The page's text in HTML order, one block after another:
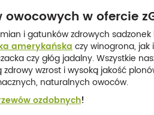
w ofercie
i gatunków zdrowych
amerykańskaczy winogrona,
czy głóg jadalny. Wszystkie
wzrost i wysoką jakość
naturalnych owoców.
ozdobnych!